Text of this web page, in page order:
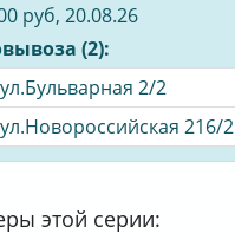
руб, 20.08.26
(2):
2/2
216/2
этой серии: